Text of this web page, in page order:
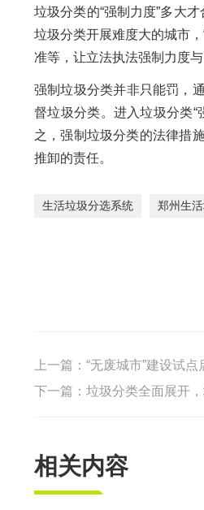
垃圾分类的“强制力度”多大
垃圾分类开展难度大的城市
准等，让立法执法强制力度
强制垃圾分类并非只能罚，
督垃圾分类。进入垃圾分类
之，强制垃圾分类的法律措
推卸的责任。
生活垃圾分选系统 郑州生
上一篇： “无废城市”建设试
下一篇： 垃圾分类全面展开
相关内容